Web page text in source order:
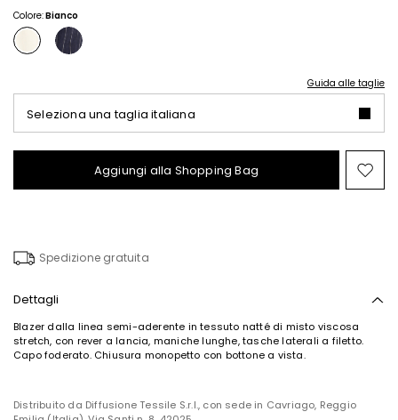
158,00
Colore:Bianco
Guida alle taglie
Seleziona una taglia italiana
Aggiungi alla Shopping Bag
Spedizione gratuita
Dettagli
Blazer dalla linea semi-aderente in tessuto natté di misto viscosa
stretch, con rever a lancia, maniche lunghe, tasche laterali a filetto.
Capo foderato. Chiusura monopetto con bottone a vista.
Distribuito da Diffusione Tessile S.r.l., con sede in Cavriago, Reggio